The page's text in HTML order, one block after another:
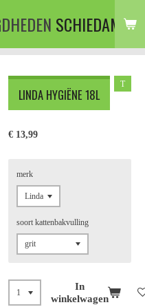
SCHIEDAM
LINDA HYGIËNE 18L
T
€ 13,99
merk
soort kattenbakvulling
In
winkelwagen